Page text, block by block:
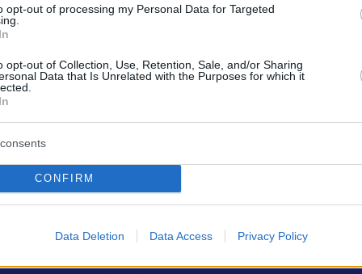
opt-out of processing my Personal Data for Targeted
opt-out of Collection, Use, Retention, Sale, and/or Sharing
Data that Is Unrelated with the Purposes for which it
CONFIRM
Data Deletion Data Access Privacy Policy
όραμα, θα ενισχύσει σημαντικά στο μέλλον
ανεξάρτητης σκηνής στο πρόγραμμά του.